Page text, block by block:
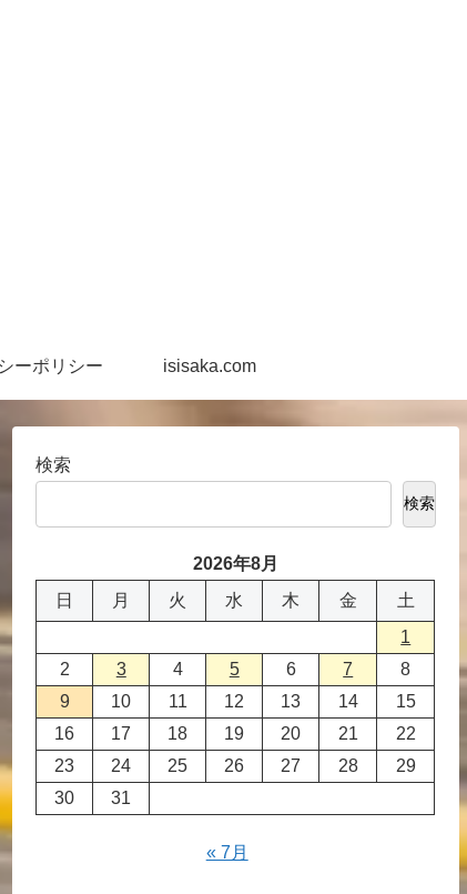
ーポリシー isisaka.com
検索
検索
2026年8月
日
月 火 水 木 金
土
1
2
3 4 5 6 7
8
9
10 11 12 13 14
15
16
17 18 19 20 21
22
23
24 25 26 27 28
29
30
31
« 7月